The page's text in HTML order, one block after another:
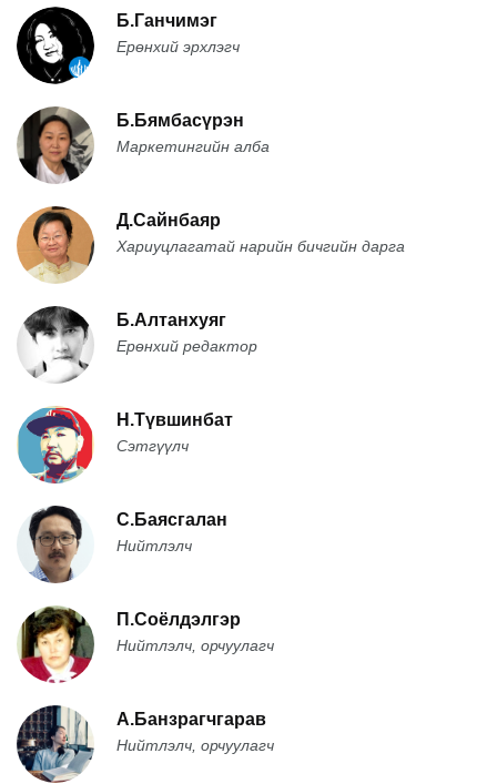
Б.Ганчимэг
Ерөнхий эрхлэгч
Б.Бямбасүрэн
Маркетингийн алба
Д.Сайнбаяр
Хариуцлагатай нарийн бичгийн дарга
Б.Алтанхуяг
Ерөнхий редактор
Н.Түвшинбат
Сэтгүүлч
С.Баясгалан
Нийтлэлч
П.Соёлдэлгэр
Нийтлэлч, орчуулагч
А.Банзрагчгарав
Нийтлэлч, орчуулагч